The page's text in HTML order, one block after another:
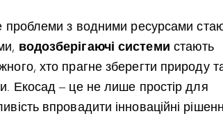
проблеми з водними ресурсами
водозберігаючі системи стають
хто прагне зберегти природу
Екосад – це не лише простір для
впровадити інноваційні